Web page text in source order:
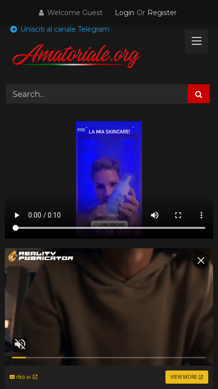
content
Welcome Guest Login Or Register
Unisciti al canale Telegram
rfab.ai VIEW MORE